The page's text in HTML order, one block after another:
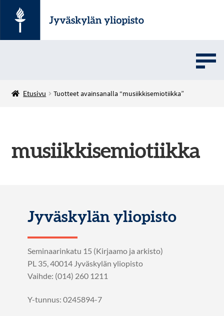
UMOVE
English
Etusivu Tuotteet avainsanalla “musiikkisemiotiikka”
musiikkisemiotiikka
Jyväskylän yliopisto
Seminaarinkatu 15 (Kirjaamo ja arkisto)
PL 35, 40014 Jyväskylän yliopisto
Vaihde: (014) 260 1211
Y-tunnus: 0245894-7